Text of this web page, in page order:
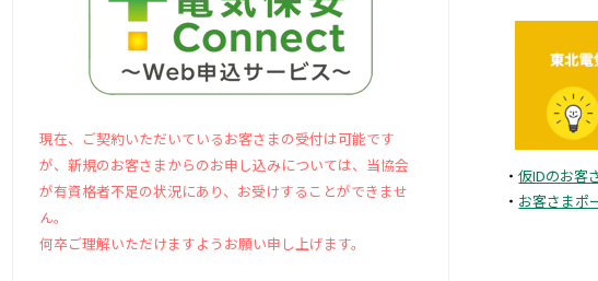
現在、ご契約いただいているお客さまの受付は可能です
が、新規のお客さまからのお申し込みについては、当協会
が有資格者不足の状況にあり、お受けすることができませ
ん。
何卒ご理解いただけますようお願い申し上げます。
・仮IDのお客
・ お客さまポ